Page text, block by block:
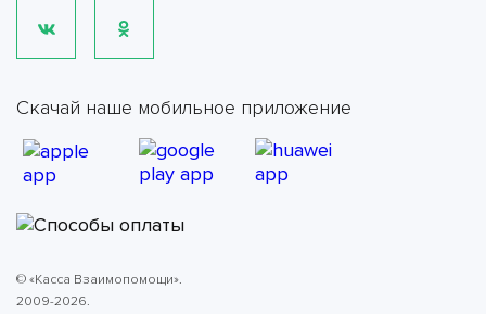
Скачай наше мобильное приложение
© «Касса Взаимопомощи».
2009-2026.